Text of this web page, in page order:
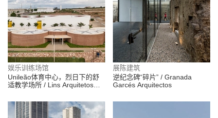
娱乐训练场馆
Unileão体育中心，烈日下的舒
适教学场所 / Lins Arquitetos
展陈建筑
逆纪念碑“碎片” / Granada
Garcés Arquitectos